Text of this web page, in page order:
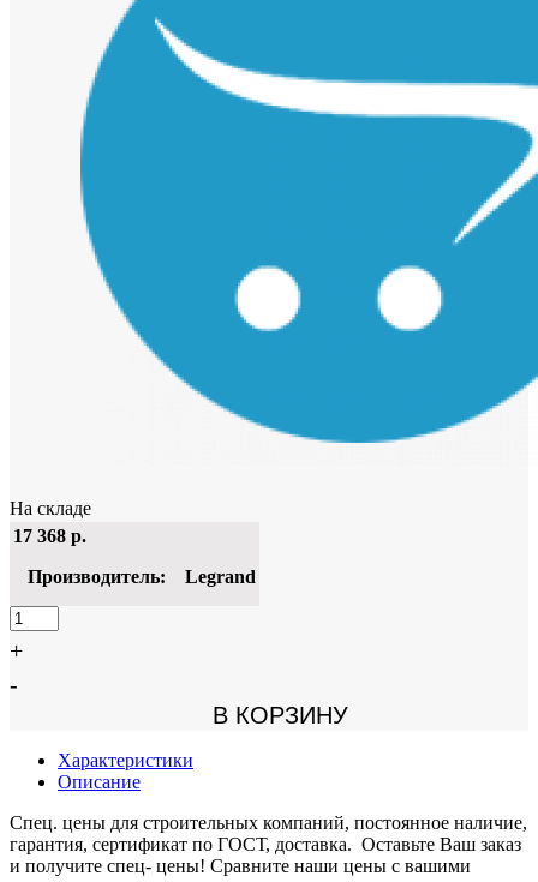
На складе
17 368 р.
Производитель:
Legrand
+
-
В КОРЗИНУ
Характеристики
Описание
Спец. цены для строительных компаний, постоянное наличие,
гарантия, сертификат по ГОСТ, доставка. Оставьте Ваш заказ
и получите спец- цены! Сравните наши цены с вашими